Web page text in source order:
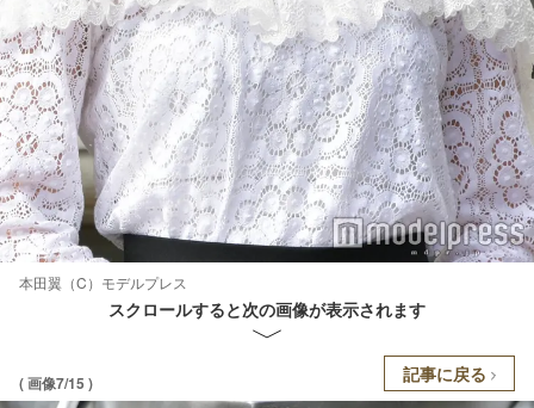
本田翼（C）モデルプレス
スクロールすると次の画像が表示されます
( 画像7/15 ) 記事に戻る